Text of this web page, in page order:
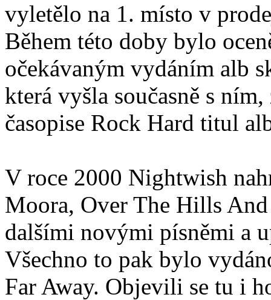
vyletělo na 1. místo v
Během této doby bylo
očekávaným vydáním alb
která vyšla současně s
časopise Rock Hard titul
V roce 2000 Nightwish
Moora, Over The Hills
dalšími novými písněmi a
Všechno to pak bylo
Far Away. Objevili se tu i